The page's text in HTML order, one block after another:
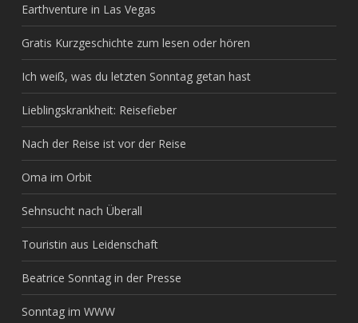
Earthventure in Las Vegas
Gratis Kurzgeschichte zum lesen oder hören
Ich weiß, was du letzten Sonntag getan hast
Lieblingskrankheit: Reisefieber
Nach der Reise ist vor der Reise
Oma im Orbit
Sehnsucht nach Überall
Touristin aus Leidenschaft
Beatrice Sonntag in der Presse
Sonntag im WWW